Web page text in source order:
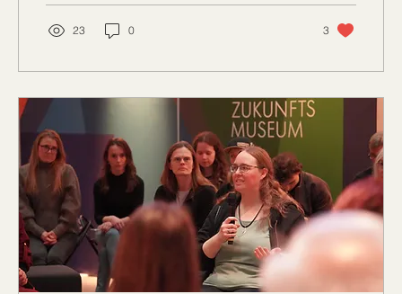
verstärken oder politische Perspektiven
einseitig darstellen können. Wie entsteht KI
Bias, warum spielen Trainingsdaten eine
gesellschaftlich relevant.
23 0 3